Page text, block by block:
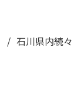
石川県内続